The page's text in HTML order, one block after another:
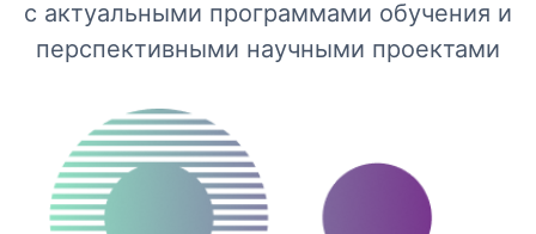
с актуальными программами обучения и
перспективными научными проектами